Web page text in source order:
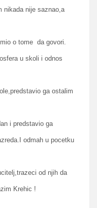
nikada nije saznao,a
o tome da govori.
u skoli i odnos
ga ostalim
i predstavio ga
odmah u pocetku
od njih da
Krehic !